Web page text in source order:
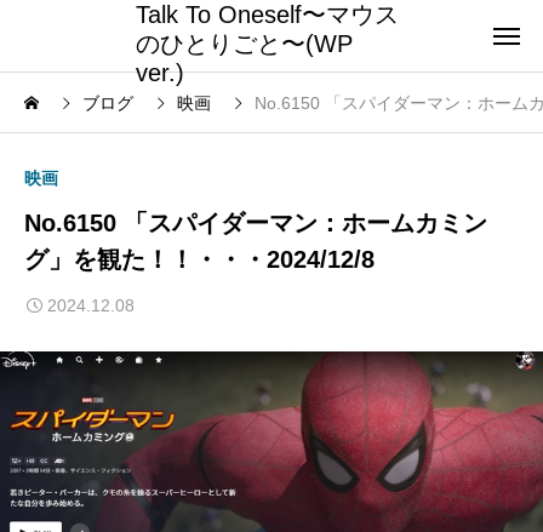
Talk To Oneself〜マウス
のひとりごと〜(WP
ver.)
ブログ 映画 No.6150 「スパイダーマン：ホーム
映画
No.6150 「スパイダーマン：ホームカミン
グ」を観た！！・・・2024/12/8
2024.12.08